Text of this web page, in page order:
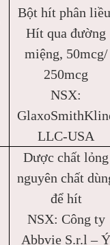
Bột hít phân
Hít qua đường
miệng, 50mcg/
250mcg
NSX:
LLC-USA
Dược chất lỏng
nguyên chất
để hít
NSX: Công ty
Abbvie S.r.l – Ý